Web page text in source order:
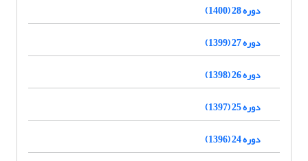
دوره 28 (1400)
دوره 27 (1399)
دوره 26 (1398)
دوره 25 (1397)
دوره 24 (1396)